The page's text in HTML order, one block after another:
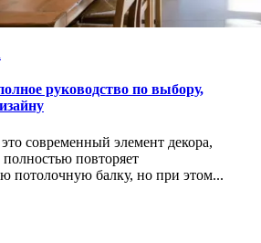
руководство по выбору,
современный элемент декора,
повторяет
потолочную балку, но при этом...